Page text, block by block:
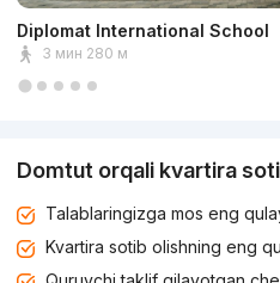
Diplomat International School
3 мин 280 м
Domtut orqali kvartira
Talablaringizga mos eng
Kvartira sotib olishning eng